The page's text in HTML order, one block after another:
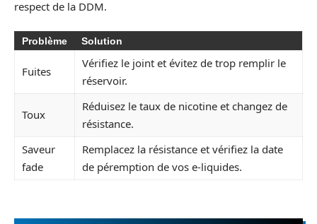
respect de la DDM.
Problème Solution
Fuites
Vérifiez le joint et évitez de trop remplir le
réservoir.
Toux
Réduisez le taux de nicotine et changez de
résistance.
Saveur
fade
Remplacez la résistance et vérifiez la date
de péremption de vos e-liquides.